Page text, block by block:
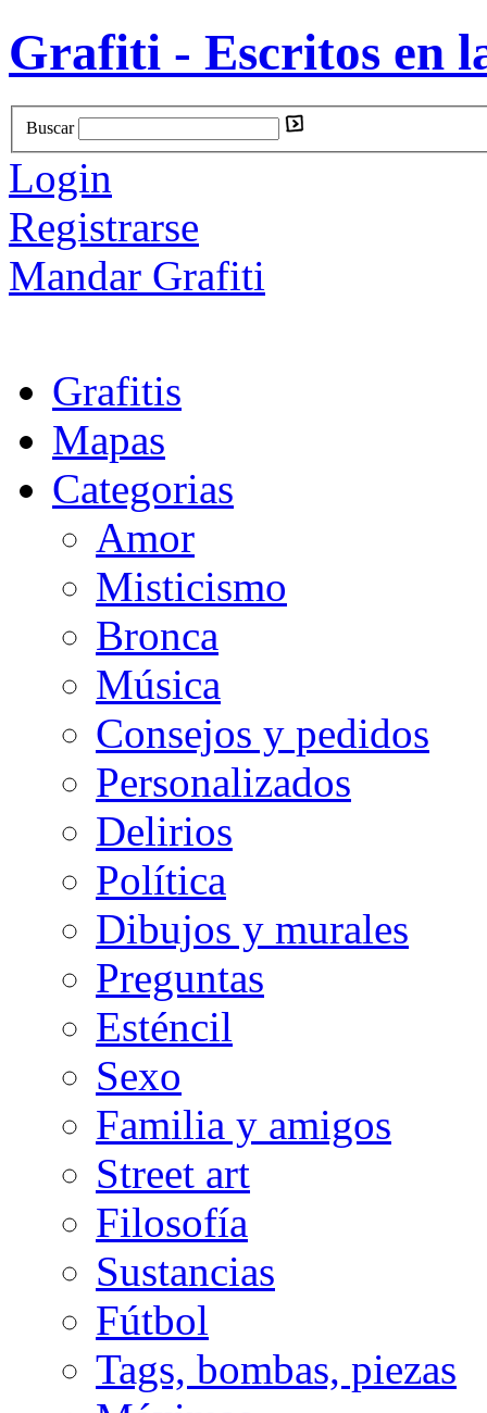
Grafiti - Escritos en
Buscar
Login
Registrarse
Mandar Grafiti
Grafitis
Mapas
Categorias
Amor
Misticismo
Bronca
Música
Consejos y pedidos
Personalizados
Delirios
Política
Dibujos y murales
Preguntas
Esténcil
Sexo
Familia y amigos
Street art
Filosofía
Sustancias
Fútbol
Tags, bombas, piezas